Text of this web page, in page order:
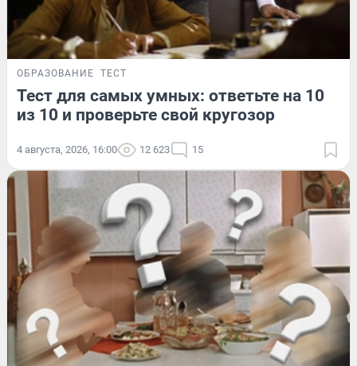
ОБРАЗОВАНИЕ ТЕСТ
Тест для самых умных: ответьте на 10
из 10 и проверьте свой кругозор
4 августа, 2026, 16:00 12 623 15